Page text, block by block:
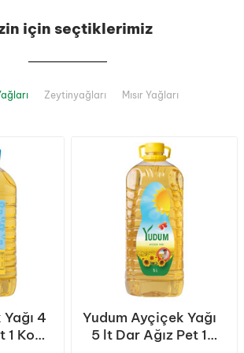
için seçtiklerimiz
Zeytinyağları Mısır Yağları
4
1 Koli
Yudum Ayçiçek Yağı
5 lt Dar Ağız Pet 1